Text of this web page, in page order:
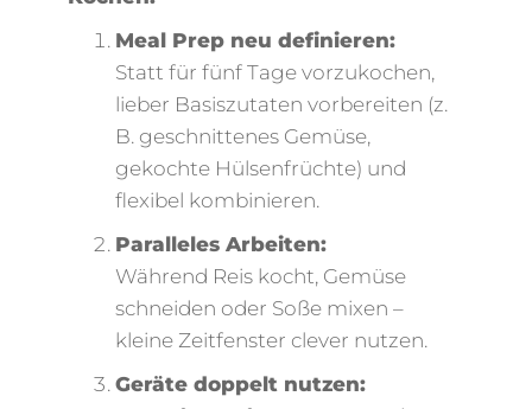
Meal Prep neu definieren:
Statt für fünf Tage vorzukochen,
lieber Basiszutaten vorbereiten (z.
B. geschnittenes Gemüse,
gekochte Hülsenfrüchte) und
flexibel kombinieren.
Paralleles Arbeiten:
Während Reis kocht, Gemüse
schneiden oder Soße mixen –
kleine Zeitfenster clever nutzen.
Geräte doppelt nutzen: